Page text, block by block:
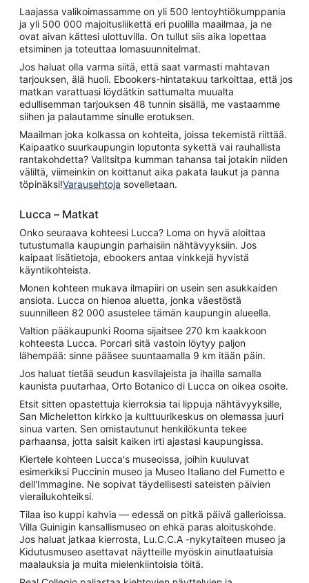
Laajassa valikoimassamme on yli 500 lentoyhtiökumppania
ja yli 500 000 majoitusliikettä eri puolilla maailmaa, ja ne
ovat aivan kättesi ulottuvilla. On tullut siis aika lopettaa
etsiminen ja toteuttaa lomasuunnitelmat.
Jos haluat olla varma siitä, että saat varmasti mahtavan
tarjouksen, älä huoli. Ebookers-hintatakuu tarkoittaa, että jos
matkan varattuasi löydätkin sattumalta muualta
edullisemman tarjouksen 48 tunnin sisällä, me vastaamme
siihen ja palautamme sinulle erotuksen.
Maailman joka kolkassa on kohteita, joissa tekemistä riittää.
Kaipaatko suurkaupungin loputonta sykettä vai rauhallista
rantakohdetta? Valitsitpa kumman tahansa tai jotakin niiden
väliltä, viimeinkin on koittanut aika pakata laukut ja panna
töpinäksi!Varausehtoja sovelletaan.
Lucca – Matkat
Onko seuraava kohteesi Lucca? Loma on hyvä aloittaa
tutustumalla kaupungin parhaisiin nähtävyyksiin. Jos
kaipaat lisätietoja, ebookers antaa vinkkejä hyvistä
käyntikohteista.
Monen kohteen mukava ilmapiiri on usein sen asukkaiden
ansiota. Lucca on hienoa aluetta, jonka väestöstä
suunnilleen 82 000 asustelee tämän kaupungin alueella.
Valtion pääkaupunki Rooma sijaitsee 270 km kaakkoon
kohteesta Lucca. Porcari sitä vastoin löytyy paljon
lähempää: sinne pääsee suuntaamalla 9 km itään päin.
Jos haluat tietää seudun kasvilajeista ja ihailla samalla
kaunista puutarhaa, Orto Botanico di Lucca on oikea osoite.
Etsit sitten opastettuja kierroksia tai lippuja nähtävyyksille,
San Micheletton kirkko ja kulttuurikeskus on olemassa juuri
sinua varten. Sen omistautunut henkilökunta tekee
parhaansa, jotta saisit kaiken irti ajastasi kaupungissa.
Kiertele kohteen Lucca's museoissa, joihin kuuluvat
esimerkiksi Puccinin museo ja Museo Italiano del Fumetto e
dell'Immagine. Ne sopivat täydellisesti sateisten päivien
vierailukohteiksi.
Tilaa iso kuppi kahvia — edessä on pitkä päivä gallerioissa.
Villa Guinigin kansallismuseo on ehkä paras aloituskohde.
Jos haluat jatkaa kierrosta, Lu.C.C.A -nykytaiteen museo ja
Kidutusmuseo asettavat näytteille myöskin ainutlaatuisia
maalauksia ja muita mielenkiintoisia töitä.